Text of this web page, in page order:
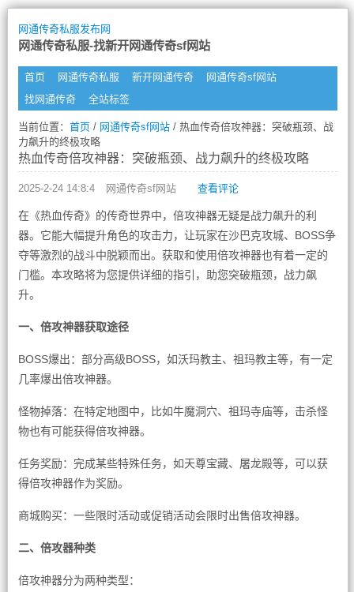
网通传奇私服发布网
网通传奇私服-找新开网通传奇sf网站
首页 网通传奇私服 新开网通传奇
网通传奇sf网站
找网通传奇
全站标签
当前位置： 首页/ 网通传奇sf网站/ 热血传奇倍攻神器：突破瓶颈、战
力飙升的终极攻略
热血传奇倍攻神器：突破瓶颈、战力飙升的终极攻略
2025-2-24 14:8:4 网通传奇sf网站 查看评论
在《热血传奇》的传奇世界中，倍攻神器无疑是战力飙升的利
器。它能大幅提升角色的攻击力，让玩家在沙巴克攻城、BOSS争
夺等激烈的战斗中脱颖而出。获取和使用倍攻神器也有着一定的
门槛。本攻略将为您提供详细的指引，助您突破瓶颈，战力飙
升。
一、倍攻神器获取途径
BOSS爆出：部分高级BOSS，如沃玛教主、祖玛教主等，有一定
几率爆出倍攻神器。
怪物掉落：在特定地图中，比如牛魔洞穴、祖玛寺庙等，击杀怪
物也有可能获得倍攻神器。
任务奖励：完成某些特殊任务，如天尊宝藏、屠龙殿等，可以获
得倍攻神器作为奖励。
商城购买：一些限时活动或促销活动会限时出售倍攻神器。
二、倍攻器种类
倍攻神器分为两种类型：